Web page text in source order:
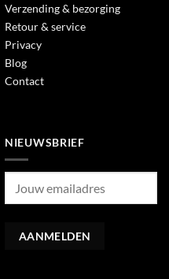
Verzending & bezorging
Retour & service
Privacy
Blog
Contact
NIEUWSBRIEF